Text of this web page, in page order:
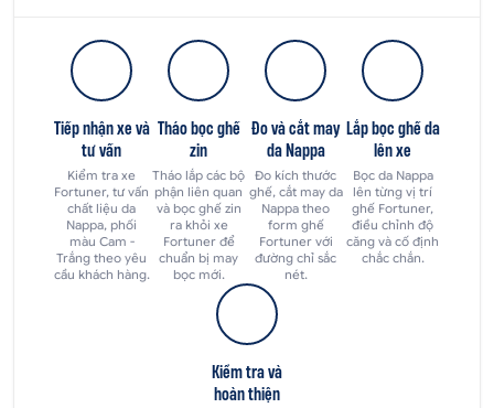
Tiếp nhận xe và
tư vấn
Kiểm tra xe
Fortuner, tư vấn
chất liệu da
Nappa, phối
màu Cam -
Trắng theo yêu
cầu khách hàng.
Tháo bọc ghế
zin
Tháo lắp các bộ
phận liên quan
và bọc ghế zin
ra khỏi xe
Fortuner để
chuẩn bị may
bọc mới.
Đo và cắt may
da Nappa
Đo kích thước
ghế, cắt may da
Nappa theo
form ghế
Fortuner với
đường chỉ sắc
nét.
Lắp bọc ghế da
lên xe
Bọc da Nappa
lên từng vị trí
ghế Fortuner,
điều chỉnh độ
căng và cố định
chắc chắn.
Kiểm tra và
hoàn thiện